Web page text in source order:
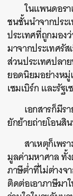
ในแพนดอรา
ชนชั้นนำจากประ
ประเทศที่ถูกมอง
มาจากประเทศรั
ส่วนประเทศปลา
ยอดนิยมอย่างหมู่
เซมเบิร์ก และรัฐ
เอกสารก็มี
ยักย้ายถ่ายโอนสิ
สาเหตุก็เพร
มูลค่ามหาศาล ทั้
ภาษีต่ำที่ไม่ต่างจ
ติดต่อเอาภาษีมา